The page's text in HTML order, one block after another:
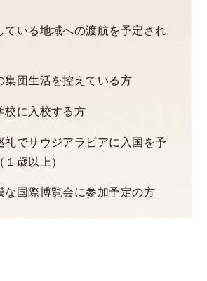
ている地域への渡航を予定され
集団生活を控えている方
校に入校する方
礼でサウジアラビアに入国を予
歳以上）
な国際博覧会に参加予定の方